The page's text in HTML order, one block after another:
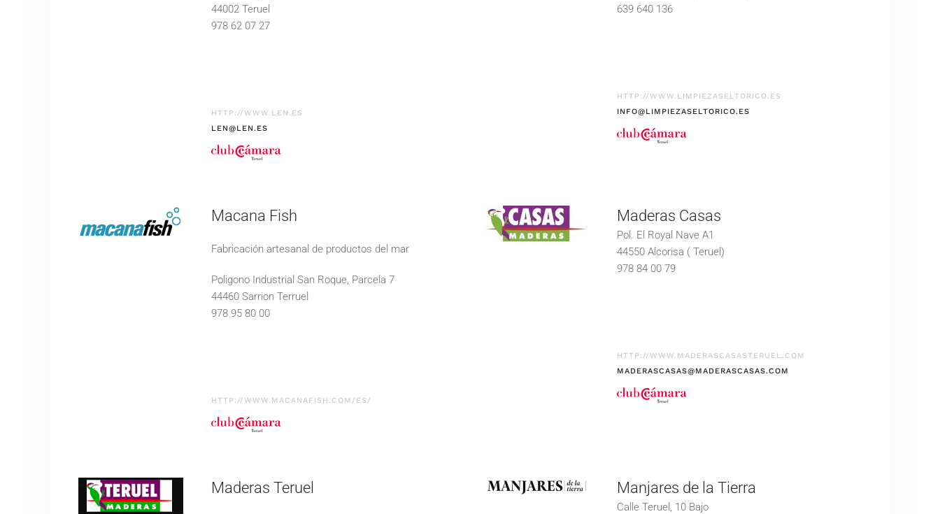
44002 Teruel
978 62 07 27
HTTP://WWW.LEN.ES
LEN@LEN.ES
639 640 136
HTTP://WWW.LIMPIEZASELTORICO.ES
INFO@LIMPIEZASELTORICO.ES
Macana Fish
Fabricación artesanal de productos del mar
Poligono Industrial San Roque, Parcela 7
44460 Sarrion Terruel
978 95 80 00
HTTP://WWW.MACANAFISH.COM/ES/
Maderas Casas
Pol. El Royal Nave A1
44550 Alcorisa ( Teruel)
978 84 00 79
HTTP://WWW.MADERASCASASTERUEL.COM
MADERASCASAS@MADERASCASAS.COM
Maderas Teruel Manjares de la Tierra
Calle Teruel, 10 Bajo